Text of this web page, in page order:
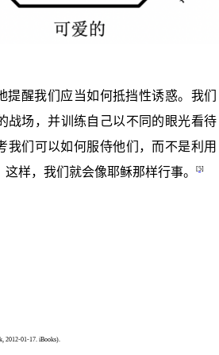
提醒我们应当如何抵挡性诱惑。我们
战场，并训练自己以不同的眼光看待
们可以如何服侍他们，而不是利用
样，我们就会像耶稣那样行事。
[5]
2012-01-17. iBooks).